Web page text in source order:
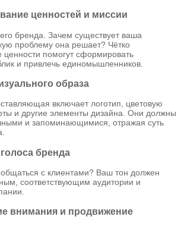
ценностей и миссии
бренда. Зачем существует ваша
проблему она решает? Чётко
помогут сформировать
и привлечь единомышленников.
образа
включает логотип, цветовую
и другие элементы дизайна. Они должны
и запоминающимися, отражая суть
бренда
с клиентами? Ваш тон должен
соответствующим аудитории и
внимания и продвижение